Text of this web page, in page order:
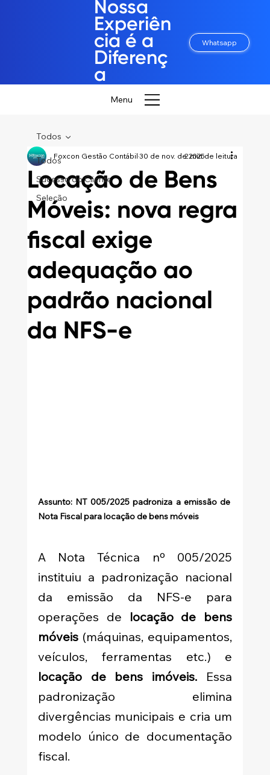
Menu
Nossa
Experiên
cia é a
Diferenç
a
Whatsapp
Todos
Sucesso do Cliente
Seleção
Todos
Locação de Bens
Móveis: nova regra
fiscal exige
adequação ao
padrão nacional
da NFS-e
Foxcon Gestão Contábil30 de nov. de 20252 min de leitura
Assunto: NT 005/2025 padroniza a emissão de
Nota Fiscal para locação de bens móveis
A Nota Técnica nº 005/2025
instituiu a padronização nacional
da emissão da NFS-e para
operações de locação de bens
móveis (máquinas, equipamentos,
locação de bens imóveis. Essa
padronização elimina
divergências municipais e cria um
modelo único de documentação
fiscal.